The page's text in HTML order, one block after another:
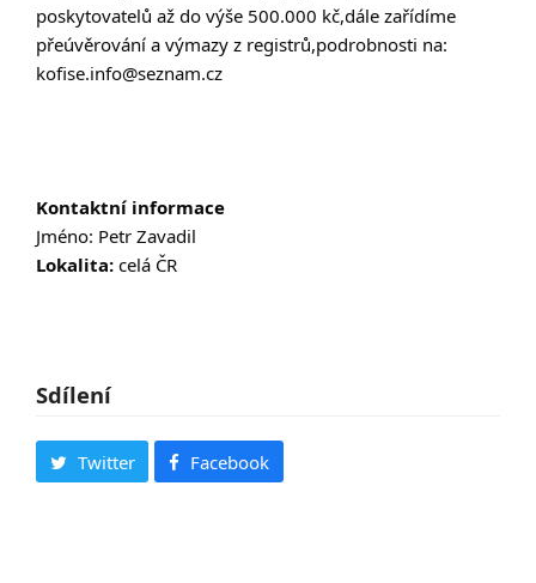
poskytovatelů až do výše 500.000 kč,dále zařídíme
přeúvěrování a výmazy z registrů,podrobnosti na:
kofise.info@seznam.cz
Kontaktní informace
Jméno: Petr Zavadil
Lokalita: celá ČR
Sdílení
Twitter Facebook